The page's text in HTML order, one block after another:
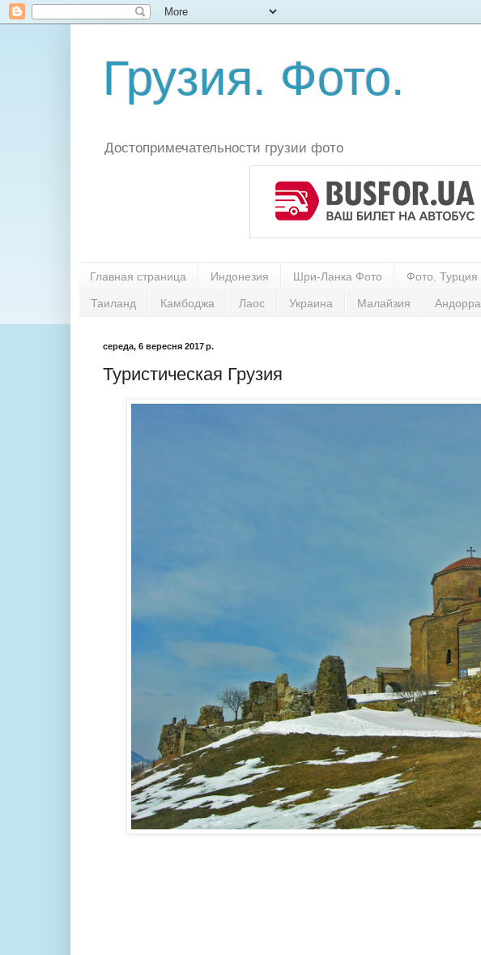
Грузия. Фото.
Достопримечательности грузии фото
Главная страница Индонезия Шри-Ланка Фото Фото. Турция
Таиланд Камбоджа Лаос Украина Малайзия Андорра
середа, 6 вересня 2017 р.
Туристическая Грузия